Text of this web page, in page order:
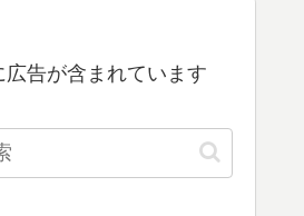
広告が含まれています